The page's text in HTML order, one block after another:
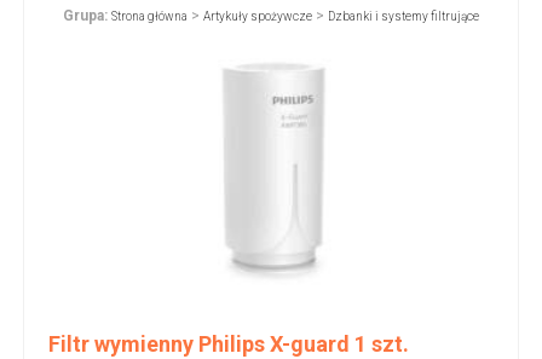
Grupa: Strona główna > Artykuły spożywcze > Dzbanki i systemy filtrujące
Filtr wymienny Philips X-guard 1 szt.